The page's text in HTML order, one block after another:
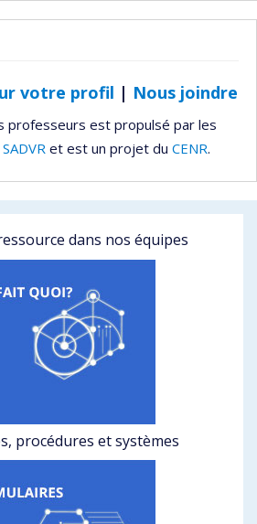
votre profil | Nous joindre
professeurs est propulsé par les
SADVR et est un projet du CENR.
dans nos équipes
procédures et systèmes